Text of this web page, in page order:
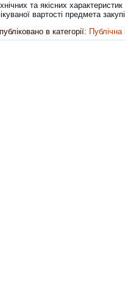
та якісних
вартості предмета
в категорії: Публічна